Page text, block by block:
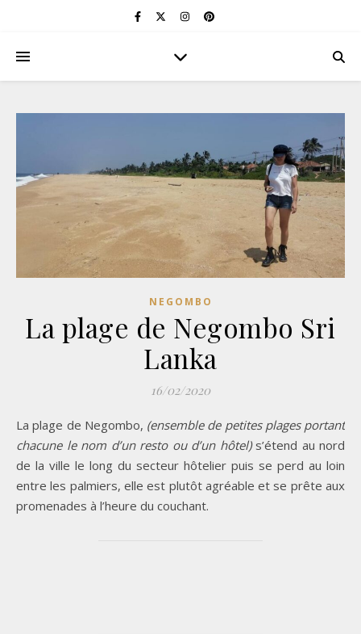
NEGOMBO
La plage de Negombo Sri
Lanka
16/02/2020
La plage de Negombo, (ensemble de petites plages portant
chacune le nom d’un resto ou d’un hôtel)s’étend au nord
de la ville le long du secteur hôtelier puis se perd au loin
entre les palmiers, elle est plutôt agréable et se prête aux
promenades à l’heure du couchant.